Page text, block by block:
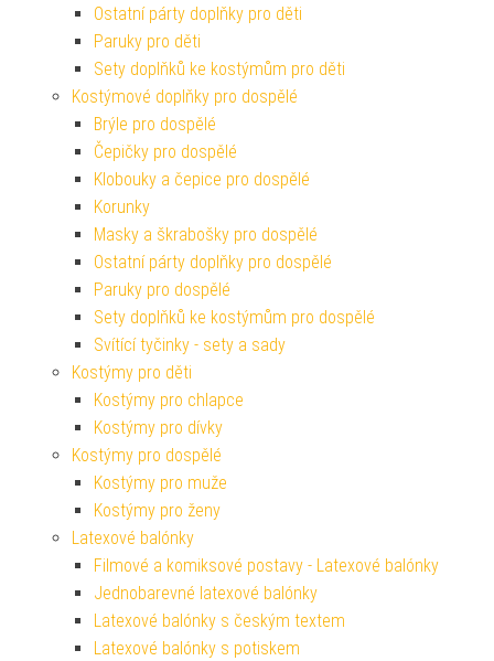
Ostatní párty doplňky pro děti
Paruky pro děti
Sety doplňků ke kostýmům pro děti
Kostýmové doplňky pro dospělé
Brýle pro dospělé
Čepičky pro dospělé
Klobouky a čepice pro dospělé
Korunky
Masky a škrabošky pro dospělé
Ostatní párty doplňky pro dospělé
Paruky pro dospělé
Sety doplňků ke kostýmům pro dospělé
Svítící tyčinky - sety a sady
Kostýmy pro děti
Kostýmy pro chlapce
Kostýmy pro dívky
Kostýmy pro dospělé
Kostýmy pro muže
Kostýmy pro ženy
Latexové balónky
Filmové a komiksové postavy - Latexové balónky
Jednobarevné latexové balónky
Latexové balónky s českým textem
Latexové balónky s potiskem